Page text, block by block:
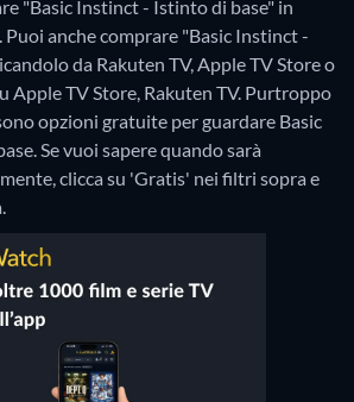
"Basic Instinct - Istinto di base" in
anche comprare "Basic Instinct -
da Rakuten TV, Apple TV Store o
Apple TV Store, Rakuten TV. Purtroppo
opzioni gratuite per guardare Basic
Se vuoi sapere quando sarà
clicca su 'Gratis' nei filtri sopra e